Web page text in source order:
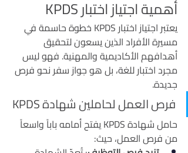
أهمية اجتياز اختبار KPDS
يعتبر اجتياز اختبار KPDS خطوة حاسمة في
مسيرة الأفراد الذين يسعون لتحقيق
أهدافهم الأكاديمية والمهنية. فهو ليس
مجرد اختبار للغة، بل هو جواز سفر نحو فرص
جديدة.
فرص العمل لحاملين شهادة KPDS
حامل شهادة KPDS يفتح أمامه باباً واسعاً
من فرص العمل، حيث: